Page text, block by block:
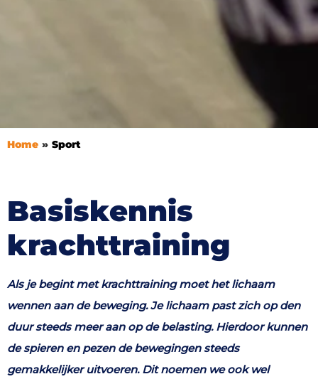
Home Sport
Basiskennis
krachttraining
Als je begint met krachttraining moet het lichaam
wennen aan de beweging. Je lichaam past zich op den
duur steeds meer aan op de belasting. Hierdoor kunnen
de spieren en pezen de bewegingen steeds
gemakkelijker uitvoeren. Dit noemen we ook wel